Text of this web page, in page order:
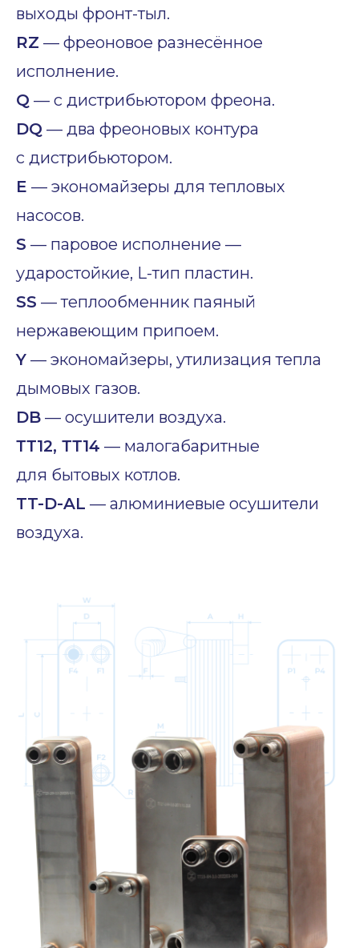
выходы фронт-тыл.
RZ — фреоновое разнесённое
исполнение.
Q — с дистрибьютором фреона.
DQ — два фреоновых контура
с дистрибьютором.
E — экономайзеры для тепловых
насосов.
S — паровое исполнение —
ударостойкие, L-тип пластин.
SS — теплообменник паяный
нержавеющим припоем.
Y — экономайзеры, утилизация тепла
дымовых газов.
DB — осушители воздуха.
ТТ12, ТТ14 — малогабаритные
для бытовых котлов.
TT-D-AL — алюминиевые осушители
воздуха.